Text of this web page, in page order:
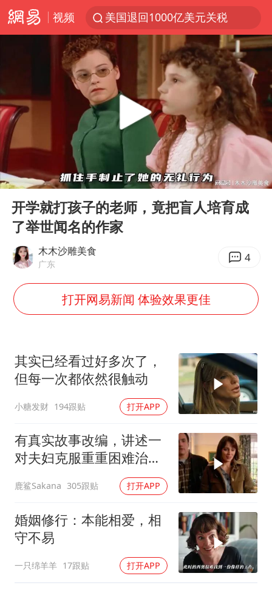
视频
美国退回1000亿美元关税
顾客结账把钱扔地上 服务员霸气扔回
38岁山东财大教授刘海明逝世
李亚鹏向地铁吐血女孩捐99999元
台风白海豚或在华东沿海登陆
香港殿堂级填词人黎彼得因病离世 终年76岁
FIFA官方支持因凡蒂诺
41岁女子为鼓励女儿考上985研究生
弹药库存告急 美军补货难
沙特否认与胡塞武装举行会谈
多专业取消艺考 文化工作者要有文化
南太行山失联女孩最后信号不在山林
总书记关心百姓身边这些民生大事
Play
00:00
开学就打孩子的老师，竟把盲人培育成
了举世闻名的作家
木木沙雕美食
广东 4
打开网易新闻 体验效果更佳
其实已经看过好多次了，
但每一次都依然很触动
小糖发财 194跟贴 打开APP
有真实故事改编，讲述一
对夫妇克服重重困难治疗
鹿鲨Sakana 305跟贴 打开APP
婚姻修行：本能相爱，相
守不易
一只绵羊羊 17跟贴 打开APP